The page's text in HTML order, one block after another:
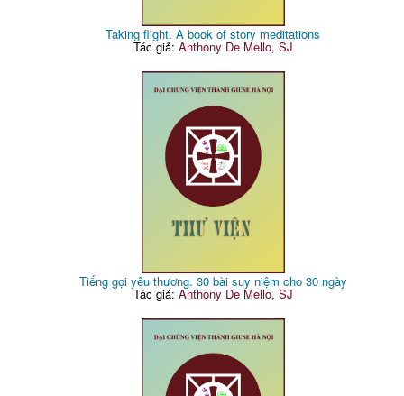
Taking flight. A book of story meditations
Tác giả: Anthony De Mello, SJ
Tiếng gọi yêu thương. 30 bài suy niệm cho 30 ngày
Tác giả: Anthony De Mello, SJ